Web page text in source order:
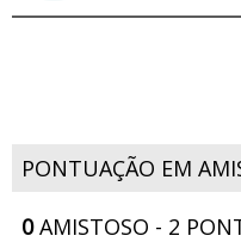
PONTUAÇÃO EM
0AMISTOSO - 2